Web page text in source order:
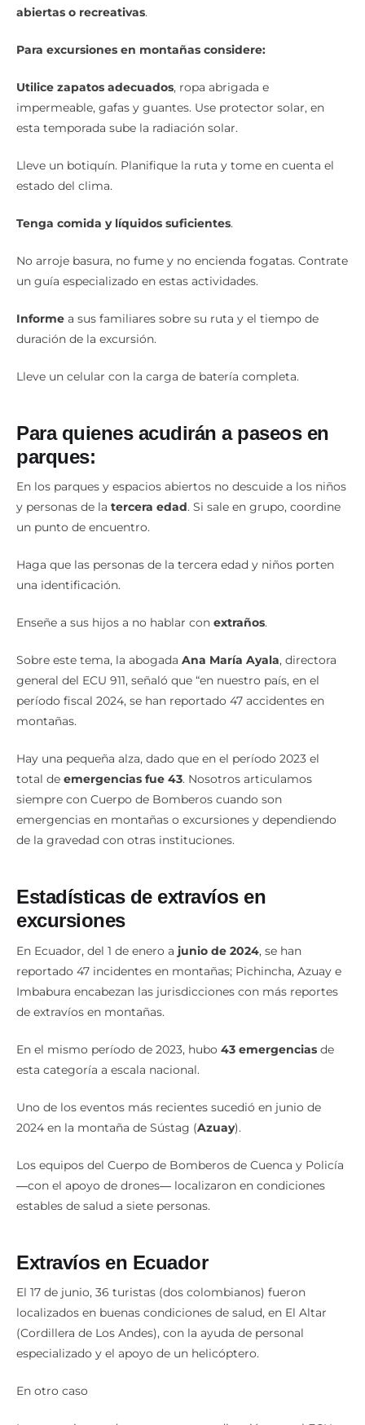
abiertas o recreativas.
Para excursiones en montañas considere:
Utilice zapatos adecuados, ropa abrigada e
impermeable, gafas y guantes. Use protector solar, en
esta temporada sube la radiación solar.
Lleve un botiquín. Planifique la ruta y tome en cuenta el
estado del clima.
Tenga comida y líquidos suficientes.
No arroje basura, no fume y no encienda fogatas. Contrate
un guía especializado en estas actividades.
Informe a sus familiares sobre su ruta y el tiempo de
duración de la excursión.
Lleve un celular con la carga de batería completa.
Para quienes acudirán a paseos en
parques:
En los parques y espacios abiertos no descuide a los niños
y personas de la tercera edad. Si sale en grupo, coordine
un punto de encuentro.
Haga que las personas de la tercera edad y niños porten
una identificación.
Enseñe a sus hijos a no hablar con extraños.
Sobre este tema, la abogada Ana María Ayala, directora
general del ECU 911, señaló que “en nuestro país, en el
período fiscal 2024, se han reportado 47 accidentes en
montañas.
Hay una pequeña alza, dado que en el período 2023 el
total de emergencias fue 43. Nosotros articulamos
siempre con Cuerpo de Bomberos cuando son
emergencias en montañas o excursiones y dependiendo
de la gravedad con otras instituciones.
Estadísticas de extravíos en
excursiones
En Ecuador, del 1 de enero a junio de 2024, se han
reportado 47 incidentes en montañas; Pichincha, Azuay e
Imbabura encabezan las jurisdicciones con más reportes
de extravíos en montañas.
En el mismo período de 2023, hubo 43 emergencias de
esta categoría a escala nacional.
Uno de los eventos más recientes sucedió en junio de
2024 en la montaña de Sústag (Azuay).
Los equipos del Cuerpo de Bomberos de Cuenca y Policía
―con el apoyo de drones― localizaron en condiciones
estables de salud a siete personas.
Extravíos en Ecuador
El 17 de junio, 36 turistas (dos colombianos) fueron
localizados en buenas condiciones de salud, en El Altar
(Cordillera de Los Andes), con la ayuda de personal
especializado y el apoyo de un helicóptero.
En otro caso